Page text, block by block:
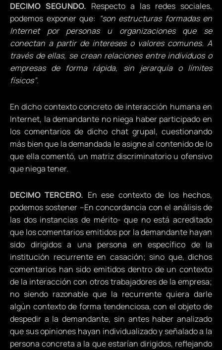
DECIMO SEGUNDO. Respecto a las redes sociales,
podemos exponer que: “son estructuras formadas en
Internet por personas u organizaciones que se
conectan a partir de intereses o valores comunes. A
través de ellas, se crean relaciones entre individuos o
empresas de forma rápida, sin jerarquía o límites
físicos”.
En dicho contexto concreto de interacción humana en
Internet, la demandante no niega haber participado en
los comentarios de dicho chat grupal, cuestionando
más bien que la demandada le asigne al contenido de lo
que ella comentó, un matriz discriminatorio u ofensivo
que niega tener.
DECIMO TERCERO. En ese contexto de los hechos,
podemos sostener –En concordancia con el análisis de
las dos instancias de mérito- que no está acreditado
que los comentarios emitidos por la demandante hayan
sido dirigidos a una persona en específico de la
institución recurrente en casación; sino que, dichos
comentarios han sido emitidos dentro de un contexto
de la interacción con otros trabajadores de la empresa;
no siendo razonable que la recurrente quiera darle
algún contexto de forma tendenciosa, con el objeto de
despedir a la demandante, sin antes haber analizado
que sus opiniones hayan individualizado y señalado a la
persona concreta a la que estarían dirigidos, reflejando